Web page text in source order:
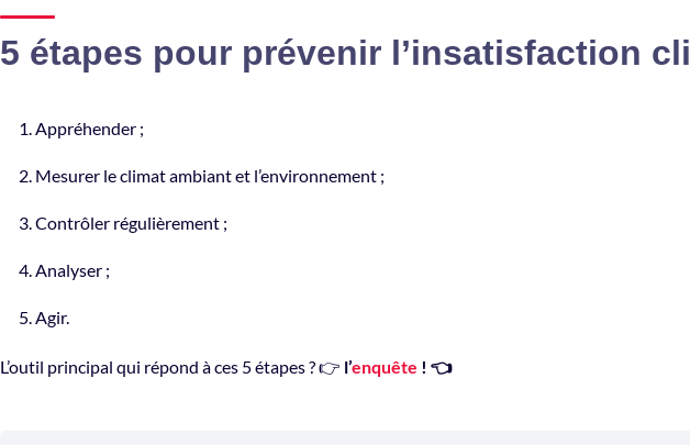
5 étapes pour prévenir l’insatisfaction
Appréhender ;
Mesurer le climat ambiant et l’environnement ;
Contrôler régulièrement ;
Analyser ;
Agir.
L’outil principal qui répond à ces 5 étapes ? 👉 l’enquête ! 👈